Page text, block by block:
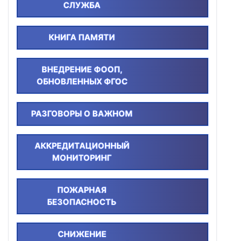
СЛУЖБА
КНИГА ПАМЯТИ
ВНЕДРЕНИЕ ФООП,
ОБНОВЛЕННЫХ ФГОС
РАЗГОВОРЫ О ВАЖНОМ
АККРЕДИТАЦИОННЫЙ
МОНИТОРИНГ
ПОЖАРНАЯ
БЕЗОПАСНОСТЬ
СНИЖЕНИЕ